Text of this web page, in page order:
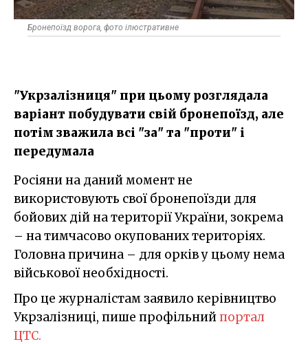
Бронепоїзд ворога, фото ілюстративне
"Укрзалізниця" при цьому розглядала
варіант побудувати свій бронепоїзд, але
потім зважила всі "за" та "проти" і
передумала
Росіяни на даний момент не
використовують свої бронепоїзди для
бойових дій на території України, зокрема
– на тимчасово окупованих територіях.
Головна причина – для орків у цьому нема
військової необхідності.
Про це журналістам заявило керівництво
Укрзалізниці, пише профільнийпортал
ЦТС.